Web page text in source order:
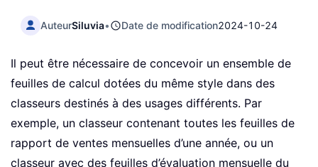
AuteurSiluvia• Date de modification2024-10-24
Il peut être nécessaire de concevoir un ensemble de
feuilles de calcul dotées du même style dans des
classeurs destinés à des usages différents. Par
exemple, un classeur contenant toutes les feuilles de
rapport de ventes mensuelles d’une année, ou un
classeur avec des feuilles d’évaluation mensuelle du